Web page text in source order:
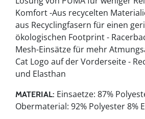
Komfort -Aus recycelten
aus Recyclingfasern für einen
ökologischen Footprint -
Mesh-Einsätze für mehr
Cat Logo auf der Vorderseite -
und Elasthan
MATERIAL: Einsaetze: 87%
Obermaterial: 92% Polyester 8%